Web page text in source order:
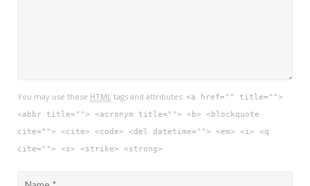
You may use these HTMLtags and attributes: <a href="" title="">
<abbr title=""> <acronym title=""> <b> <blockquote
cite=""> <cite> <code> <del datetime=""> <em> <i> <q
cite=""> <s> <strike> <strong>